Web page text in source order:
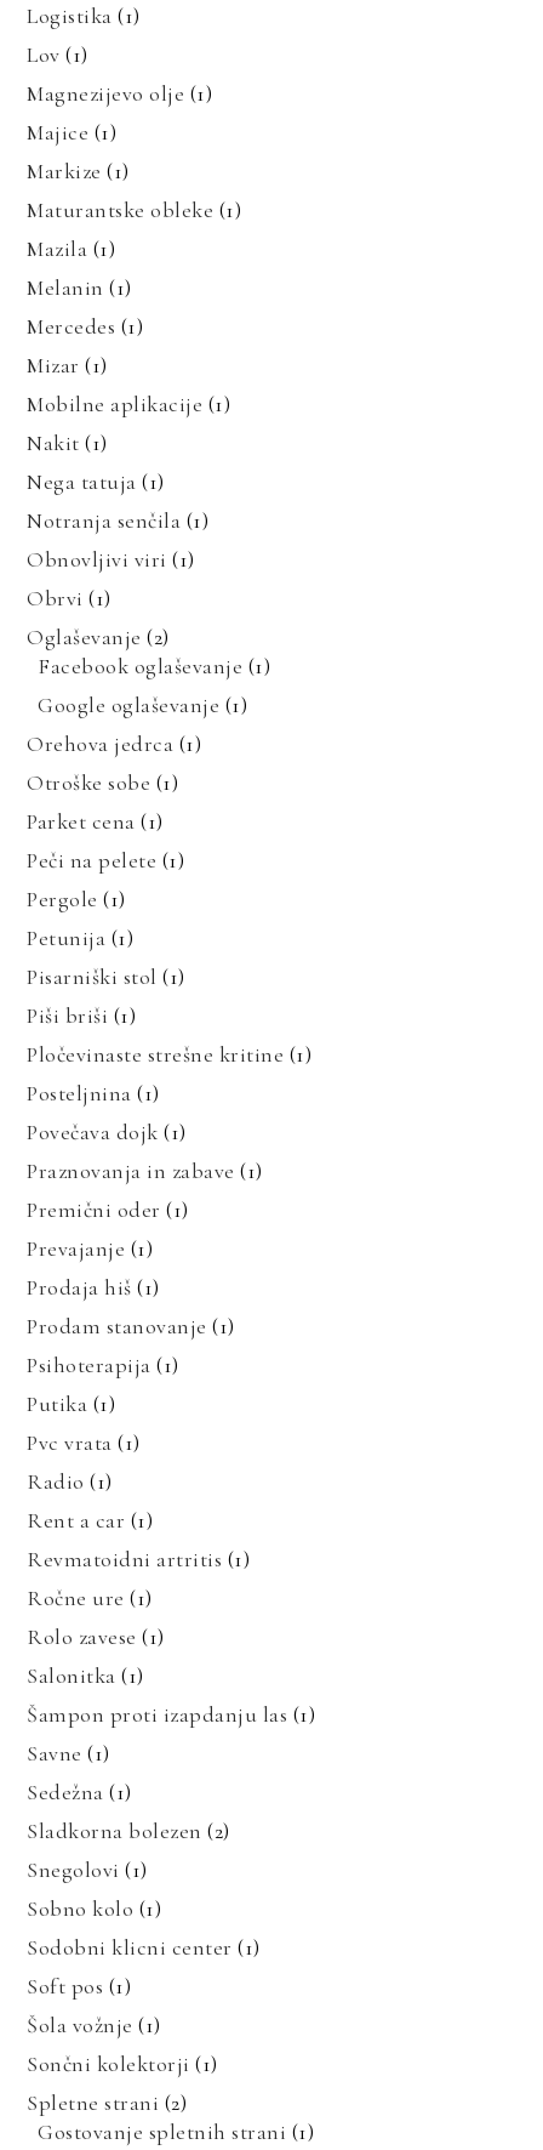
Logistika (1)
Lov (1)
Magnezijevo olje (1)
Majice (1)
Markize (1)
Maturantske obleke (1)
Mazila (1)
Melanin (1)
Mercedes (1)
Mizar (1)
Mobilne aplikacije (1)
Nakit (1)
Nega tatuja (1)
Notranja senčila (1)
Obnovljivi viri (1)
Obrvi (1)
Oglaševanje (2)
Facebook oglaševanje (1)
Google oglaševanje (1)
Orehova jedrca (1)
Otroške sobe (1)
Parket cena (1)
Peči na pelete (1)
Pergole (1)
Petunija (1)
Pisarniški stol (1)
Piši briši (1)
Pločevinaste strešne kritine (1)
Posteljnina (1)
Povečava dojk (1)
Praznovanja in zabave (1)
Premični oder (1)
Prevajanje (1)
Prodaja hiš (1)
Prodam stanovanje (1)
Psihoterapija (1)
Putika (1)
Pvc vrata (1)
Radio (1)
Rent a car (1)
Revmatoidni artritis (1)
Ročne ure (1)
Rolo zavese (1)
Salonitka (1)
Šampon proti izapdanju las (1)
Savne (1)
Sedežna (1)
Sladkorna bolezen (2)
Snegolovi (1)
Sobno kolo (1)
Sodobni klicni center (1)
Soft pos (1)
Šola vožnje (1)
Sončni kolektorji (1)
Spletne strani (2)
Gostovanje spletnih strani (1)